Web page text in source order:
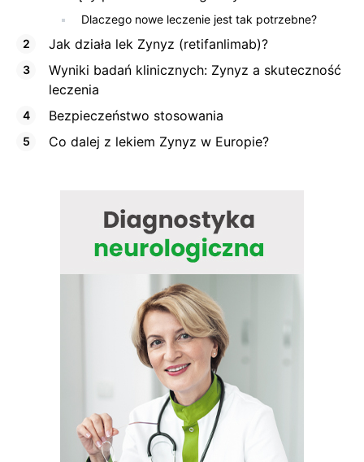
Dlaczego nowe leczenie jest tak potrzebne?
Jak działa lek Zynyz (retifanlimab)?
Wyniki badań klinicznych: Zynyz a skuteczność
leczenia
Bezpieczeństwo stosowania
Co dalej z lekiem Zynyz w Europie?